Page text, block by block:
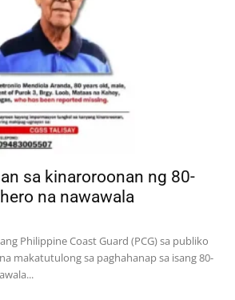
sa kinaroroonan ng 80-
na nawawala
Philippine Coast Guard (PCG) sa publiko
makatutulong sa paghahanap sa isang 80-